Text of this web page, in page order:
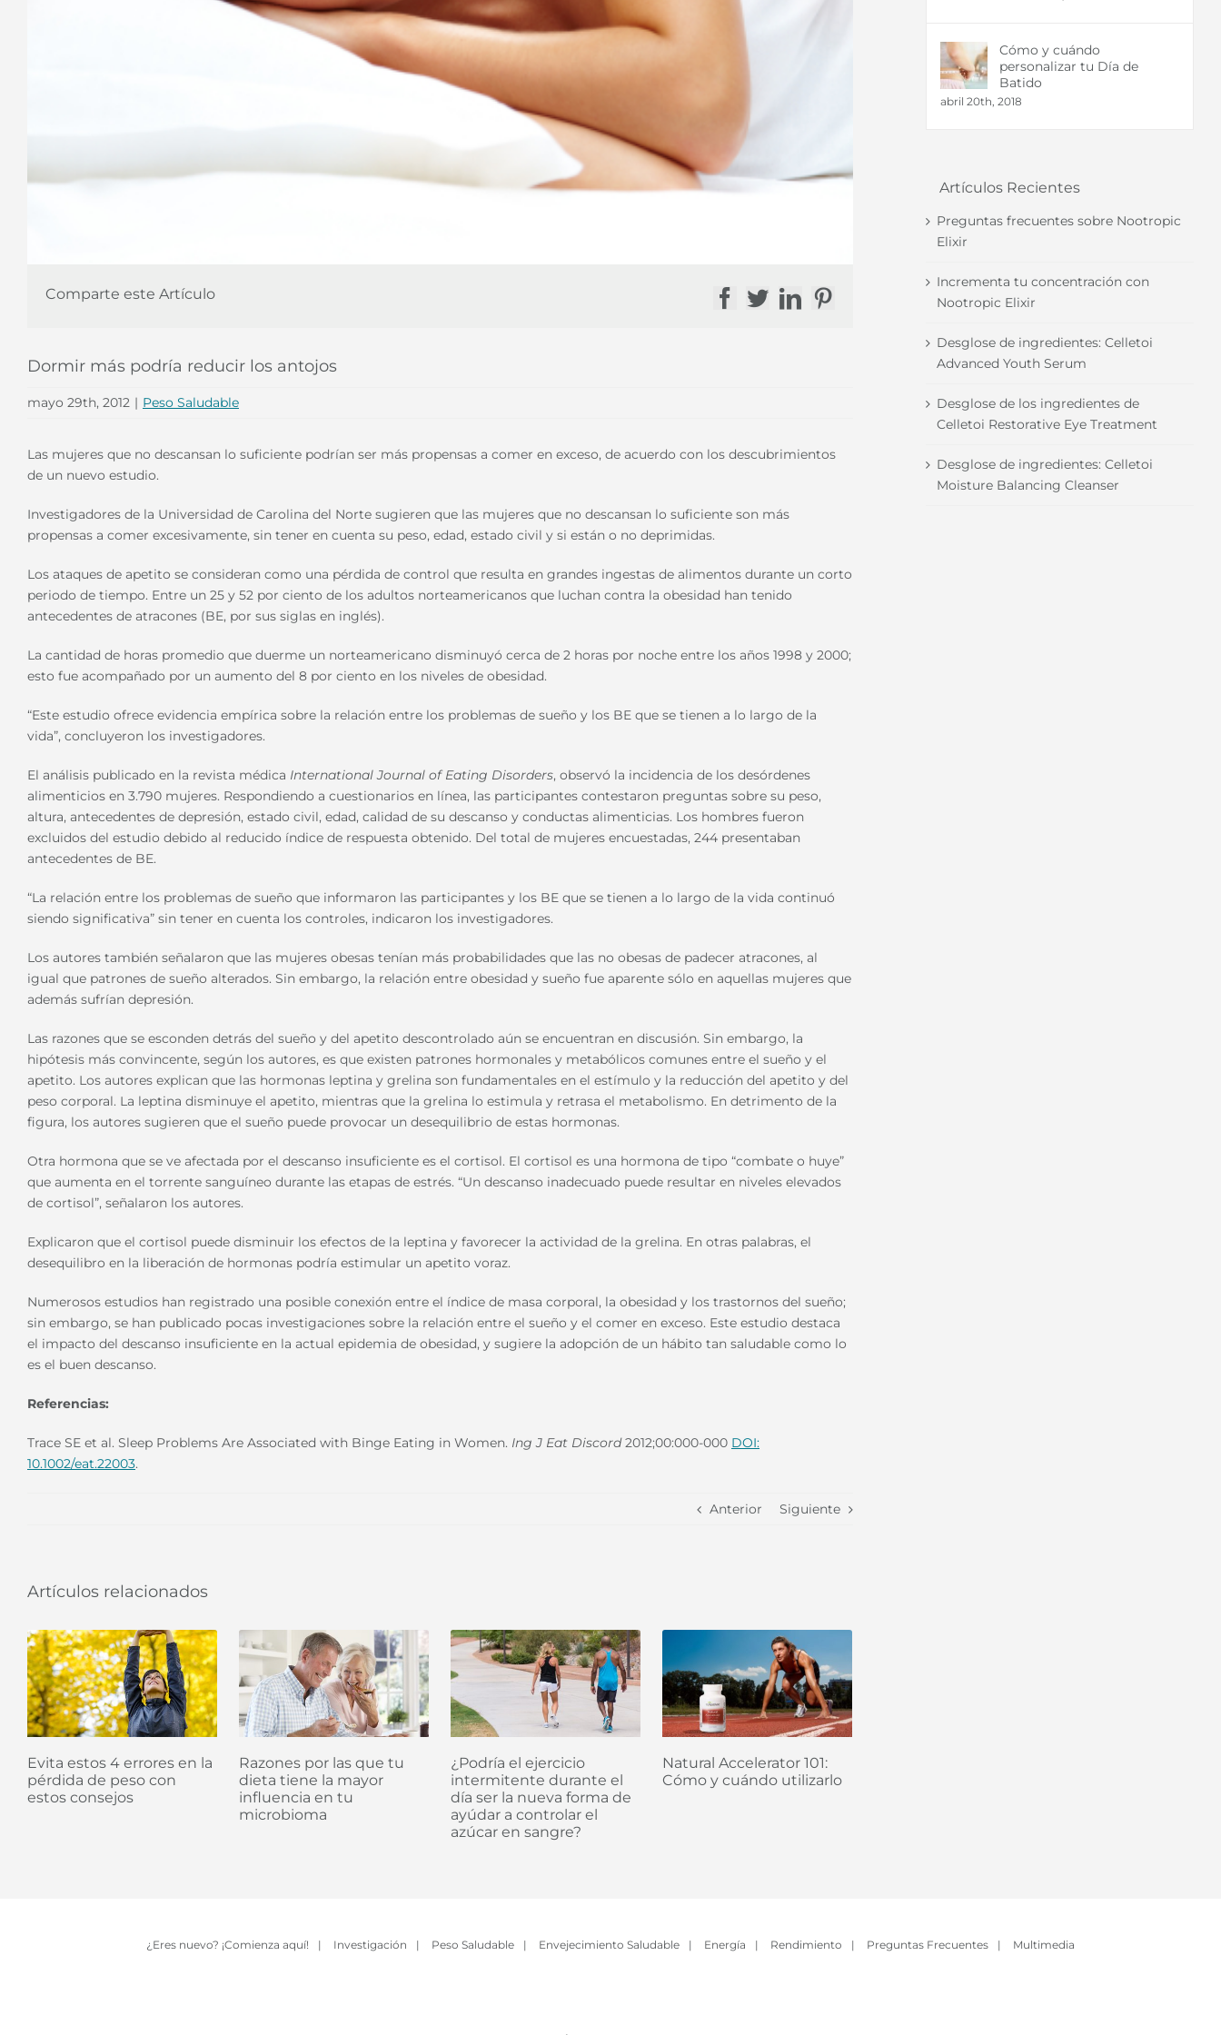
Comparte este Artículo
Facebook
TwitterLinkedIn
Pinterest
Dormir más podría reducir los antojos
mayo 29th, 2012 | Peso Saludable
Las mujeres que no descansan lo suficiente podrían ser más propensas a comer en exceso, de acuerdo con los descubrimientos
de un nuevo estudio.
Investigadores de la Universidad de Carolina del Norte sugieren que las mujeres que no descansan lo suficiente son más
propensas a comer excesivamente, sin tener en cuenta su peso, edad, estado civil y si están o no deprimidas.
Los ataques de apetito se consideran como una pérdida de control que resulta en grandes ingestas de alimentos durante un corto
periodo de tiempo. Entre un 25 y 52 por ciento de los adultos norteamericanos que luchan contra la obesidad han tenido
antecedentes de atracones (BE, por sus siglas en inglés).
La cantidad de horas promedio que duerme un norteamericano disminuyó cerca de 2 horas por noche entre los años 1998 y 2000;
esto fue acompañado por un aumento del 8 por ciento en los niveles de obesidad.
“Este estudio ofrece evidencia empírica sobre la relación entre los problemas de sueño y los BE que se tienen a lo largo de la
vida”, concluyeron los investigadores.
El análisis publicado en la revista médica International Journal of Eating Disorders, observó la incidencia de los desórdenes
alimenticios en 3.790 mujeres. Respondiendo a cuestionarios en línea, las participantes contestaron preguntas sobre su peso,
altura, antecedentes de depresión, estado civil, edad, calidad de su descanso y conductas alimenticias. Los hombres fueron
excluidos del estudio debido al reducido índice de respuesta obtenido. Del total de mujeres encuestadas, 244 presentaban
antecedentes de BE.
“La relación entre los problemas de sueño que informaron las participantes y los BE que se tienen a lo largo de la vida continuó
siendo significativa” sin tener en cuenta los controles, indicaron los investigadores.
Los autores también señalaron que las mujeres obesas tenían más probabilidades que las no obesas de padecer atracones, al
igual que patrones de sueño alterados. Sin embargo, la relación entre obesidad y sueño fue aparente sólo en aquellas mujeres que
además sufrían depresión.
Las razones que se esconden detrás del sueño y del apetito descontrolado aún se encuentran en discusión. Sin embargo, la
hipótesis más convincente, según los autores, es que existen patrones hormonales y metabólicos comunes entre el sueño y el
apetito. Los autores explican que las hormonas leptina y grelina son fundamentales en el estímulo y la reducción del apetito y del
peso corporal. La leptina disminuye el apetito, mientras que la grelina lo estimula y retrasa el metabolismo. En detrimento de la
figura, los autores sugieren que el sueño puede provocar un desequilibrio de estas hormonas.
Otra hormona que se ve afectada por el descanso insuficiente es el cortisol. El cortisol es una hormona de tipo “combate o huye”
que aumenta en el torrente sanguíneo durante las etapas de estrés. “Un descanso inadecuado puede resultar en niveles elevados
de cortisol”, señalaron los autores.
Explicaron que el cortisol puede disminuir los efectos de la leptina y favorecer la actividad de la grelina. En otras palabras, el
desequilibro en la liberación de hormonas podría estimular un apetito voraz.
Numerosos estudios han registrado una posible conexión entre el índice de masa corporal, la obesidad y los trastornos del sueño;
sin embargo, se han publicado pocas investigaciones sobre la relación entre el sueño y el comer en exceso. Este estudio destaca
el impacto del descanso insuficiente en la actual epidemia de obesidad, y sugiere la adopción de un hábito tan saludable como lo
es el buen descanso.
Referencias:
Trace SE et al. Sleep Problems Are Associated with Binge Eating in Women. Ing J Eat Discord2012;00:000-000 DOI:
10.1002/eat.22003.
Anterior Siguiente
Artículos relacionados
Evita estos 4 errores en la
pérdida de peso con
estos consejos
Razones por las que tu
dieta tiene la mayor
influencia en tu
microbioma
¿Podría el ejercicio
intermitente durante el
día ser la nueva forma de
ayúdar a controlar el
azúcar en sangre?
Natural Accelerator 101:
Cómo y cuándo utilizarlo
Cómo y cuándo
personalizar tu Día de
Batido
abril 20th, 2018
Artículos Recientes
Preguntas frecuentes sobre Nootropic
Elixir
Incrementa tu concentración con
Nootropic Elixir
Desglose de ingredientes: Celletoi
Advanced Youth Serum
Desglose de los ingredientes de
Celletoi Restorative Eye Treatment
Desglose de ingredientes: Celletoi
Moisture Balancing Cleanser
¿Eres nuevo? ¡Comienza aquí! | Investigación | Peso Saludable | Envejecimiento Saludable | Energía | Rendimiento | Preguntas Frecuentes | Multimedia